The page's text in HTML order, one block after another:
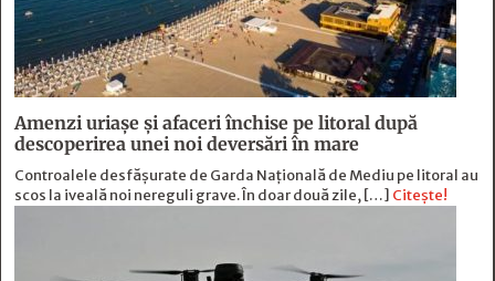
Amenzi uriașe și afaceri închise pe litoral după
descoperirea unei noi deversări în mare
Controalele desfășurate de Garda Națională de Mediu pe litoral au
scos la iveală noi nereguli grave. În doar două zile, […] Citește!